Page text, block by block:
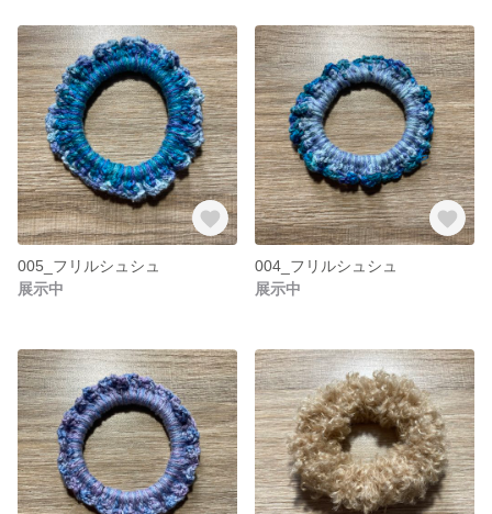
005_フリルシュシュ
展示中
004_フリルシュシュ
展示中